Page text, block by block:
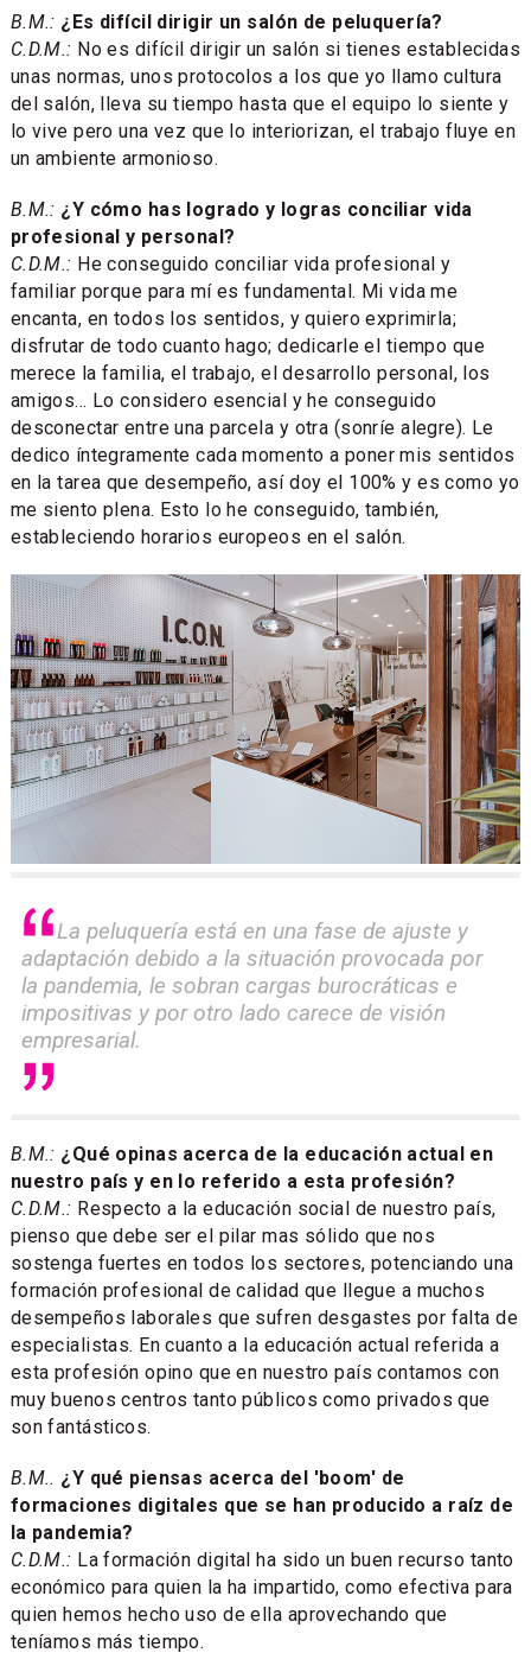
B.M.: ¿Es difícil dirigir un salón de peluquería?
C.D.M.: No es difícil dirigir un salón si tienes establecidas
unas normas, unos protocolos a los que yo llamo cultura
del salón, lleva su tiempo hasta que el equipo lo siente y
lo vive pero una vez que lo interiorizan, el trabajo fluye en
un ambiente armonioso.
B.M.: ¿Y cómo has logrado y logras conciliar vida
profesional y personal?
C.D.M.: He conseguido conciliar vida profesional y
familiar porque para mí es fundamental. Mi vida me
encanta, en todos los sentidos, y quiero exprimirla;
disfrutar de todo cuanto hago; dedicarle el tiempo que
merece la familia, el trabajo, el desarrollo personal, los
amigos... Lo considero esencial y he conseguido
desconectar entre una parcela y otra (sonríe alegre). Le
dedico íntegramente cada momento a poner mis sentidos
en la tarea que desempeño, así doy el 100% y es como yo
me siento plena. Esto lo he conseguido, también,
estableciendo horarios europeos en el salón.
La peluquería está en una fase de ajuste y
adaptación debido a la situación provocada por
la pandemia, le sobran cargas burocráticas e
impositivas y por otro lado carece de visión
empresarial.
B.M.: ¿Qué opinas acerca de la educación actual en
nuestro país y en lo referido a esta profesión?
C.D.M.: Respecto a la educación social de nuestro país,
pienso que debe ser el pilar mas sólido que nos
sostenga fuertes en todos los sectores, potenciando una
formación profesional de calidad que llegue a muchos
desempeños laborales que sufren desgastes por falta de
especialistas. En cuanto a la educación actual referida a
esta profesión opino que en nuestro país contamos con
muy buenos centros tanto públicos como privados que
son fantásticos.
B.M.. ¿Y qué piensas acerca del 'boom' de
formaciones digitales que se han producido a raíz de
la pandemia?
C.D.M.: La formación digital ha sido un buen recurso tanto
económico para quien la ha impartido, como efectiva para
quien hemos hecho uso de ella aprovechando que
teníamos más tiempo.